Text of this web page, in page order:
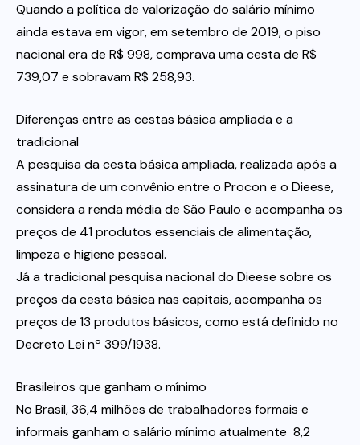
Quando a política de valorização do salário mínimo
ainda estava em vigor, em setembro de 2019, o piso
nacional era de R$ 998, comprava uma cesta de R$
739,07 e sobravam R$ 258,93.
Diferenças entre as cestas básica ampliada e a
tradicional
A pesquisa da cesta básica ampliada, realizada após a
assinatura de um convênio entre o Procon e o Dieese,
considera a renda média de São Paulo e acompanha os
preços de 41 produtos essenciais de alimentação,
limpeza e higiene pessoal.
Já a tradicional pesquisa nacional do Dieese sobre os
preços da cesta básica nas capitais, acompanha os
preços de 13 produtos básicos, como está definido no
Decreto Lei nº 399/1938.
Brasileiros que ganham o mínimo
No Brasil, 36,4 milhões de trabalhadores formais e
informais ganham o salário mínimo atualmente  8,2